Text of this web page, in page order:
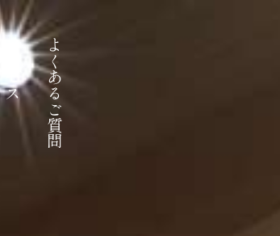
アクセス よくあるご質問